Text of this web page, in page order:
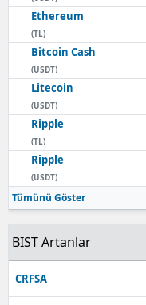
Ethereum
(TL)
Bitcoin Cash
(USDT)
Litecoin
(USDT)
Ripple
(TL)
Ripple
(USDT)
Tümünü Göster
BIST Artanlar
CRFSA